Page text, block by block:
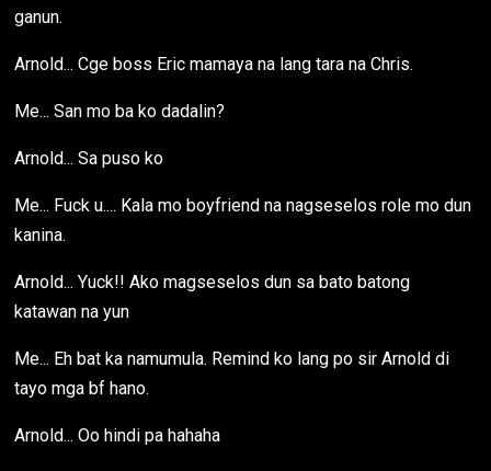
ganun.
Arnold... Cge boss Eric mamaya na lang tara na Chris.
Me... San mo ba ko dadalin?
Arnold... Sa puso ko
Me... Fuck u.... Kala mo boyfriend na nagseselos role mo dun
kanina.
Arnold... Yuck!! Ako magseselos dun sa bato batong
katawan na yun
Me... Eh bat ka namumula. Remind ko lang po sir Arnold di
tayo mga bf hano.
Arnold... Oo hindi pa hahaha